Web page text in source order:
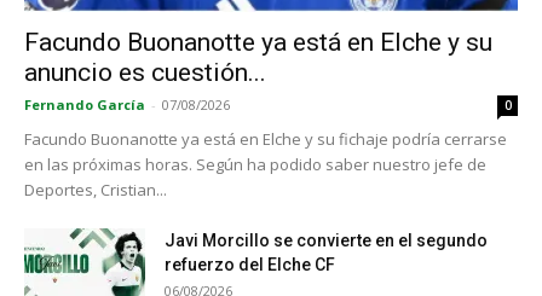
Facundo Buonanotte ya está en Elche y su
anuncio es cuestión...
Fernando García - 07/08/2026 0
Facundo Buonanotte ya está en Elche y su fichaje podría cerrarse
en las próximas horas. Según ha podido saber nuestro jefe de
Deportes, Cristian...
Javi Morcillo se convierte en el segundo
refuerzo del Elche CF
06/08/2026